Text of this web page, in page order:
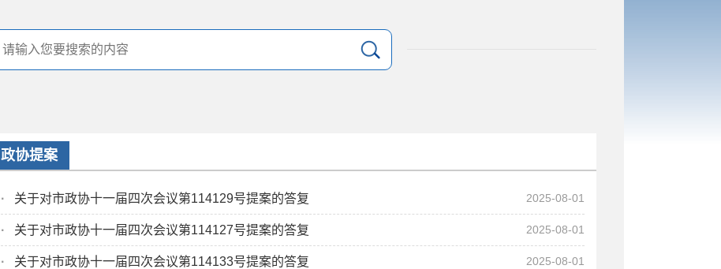
政协提案
· 关于对市政协十一届四次会议第114129号提案的答复 2025-08-01
· 关于对市政协十一届四次会议第114127号提案的答复 2025-08-01
· 关于对市政协十一届四次会议第114133号提案的答复 2025-08-01